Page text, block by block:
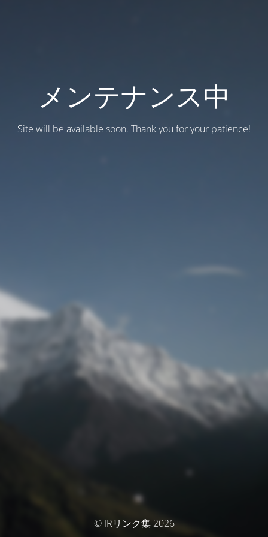
メンテナンス中
Site will be available soon. Thank you for your patience!
© IRリンク集 2026